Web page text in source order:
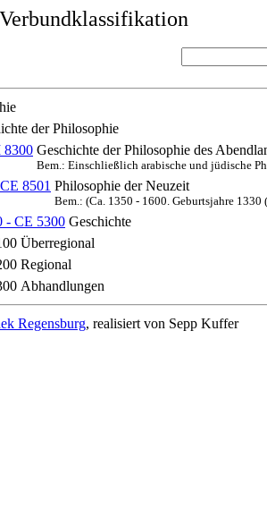
der Philosophie
8300 Geschichte der Philosophie des
Bem.: Einschließlich arabische und jüdische
8501 Philosophie der Neuzeit
Bem.: (Ca. 1350 - 1600. Geburtsjahre
- CE 5300 Geschichte
Überregional
Regional
Abhandlungen
Regensburg, realisiert von Sepp Kuffer